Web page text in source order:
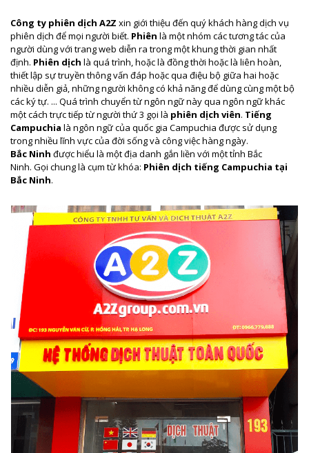
Công ty phiên dịch A2Z xin giới thiệu đến quý khách hàng dịch vụ
phiên dịch để mọi người biết. Phiên là một nhóm các tương tác của
người dùng với trang web diễn ra trong một khung thời gian nhất
định. Phiên dịch là quá trình, hoặc là đồng thời hoặc là liên hoàn,
thiết lập sự truyền thông vấn đáp hoặc qua điệu bộ giữa hai hoặc
nhiều diễn giả, những người không có khả năng để dùng cùng một bộ
các ký tự. ... Quá trình chuyển từ ngôn ngữ này qua ngôn ngữ khác
một cách trực tiếp từ người thứ 3 gọi là phiên dịch viên. Tiếng
Campuchia là ngôn ngữ của quốc gia Campuchia được sử dụng
trong nhiều lĩnh vực của đời sống và công việc hàng ngày.
Bắc Ninh được hiểu là một địa danh gắn liền với một tỉnh Bắc
Ninh. Gọi chung là cụm từ khóa: Phiên dịch tiếng Campuchia tại
Bắc Ninh.